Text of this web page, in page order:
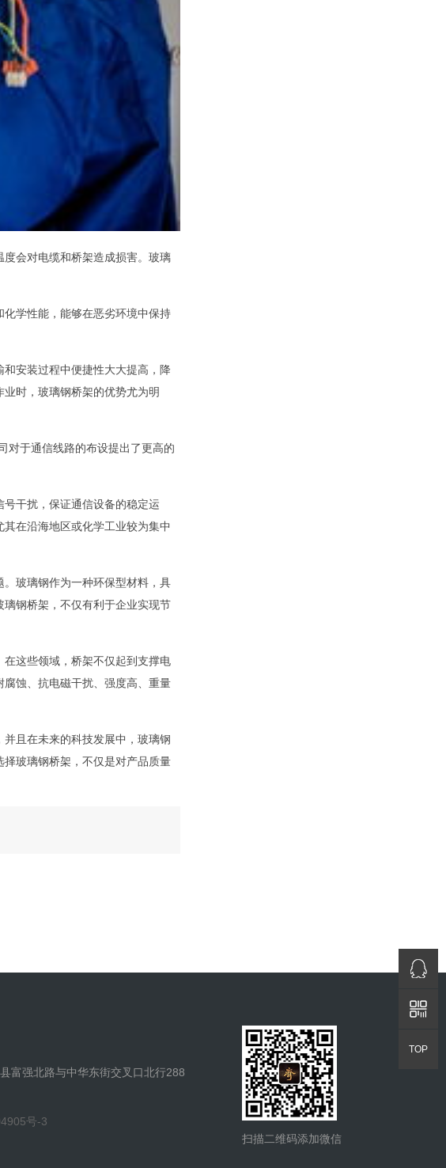
会对电缆和桥架造成损害。玻璃
学性能，能够在恶劣环境中保持
安装过程中便捷性大大提高，降
时，玻璃钢桥架的优势尤为明
对于通信线路的布设提出了更高的
干扰，保证通信设备的稳定运
在沿海地区或化学工业较为集中
玻璃钢作为一种环保型材料，具
钢桥架，不仅有利于企业实现节
这些领域，桥架不仅起到支撑电
蚀、抗电磁干扰、强度高、重量
且在未来的科技发展中，玻璃钢
玻璃钢桥架，不仅是对产品质量
扫描二维码添加微信
富强北路与中华东街交叉口北行288
号-3
QQ咨询
TOP
返回顶部